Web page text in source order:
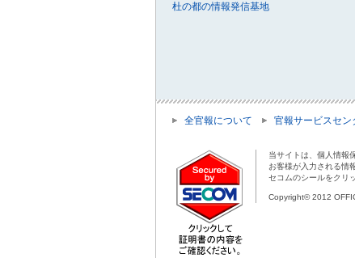
杜の都の情報発信基地
全官報について 官報サービスセン
当サイトは、個人情報
お客様が入力される情
セコムのシールをクリ
Copyright© 2012